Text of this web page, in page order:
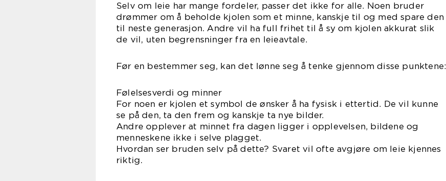
Selv om leie har mange fordeler, passer det ikke for alle. Noen bruder
drømmer om å beholde kjolen som et minne, kanskje til og med spare den
til neste generasjon. Andre vil ha full frihet til å sy om kjolen akkurat slik
de vil, uten begrensninger fra en leieavtale.
Før en bestemmer seg, kan det lønne seg å tenke gjennom disse punktene:
Følelsesverdi og minner
For noen er kjolen et symbol de ønsker å ha fysisk i ettertid. De vil kunne
se på den, ta den frem og kanskje ta nye bilder.
Andre opplever at minnet fra dagen ligger i opplevelsen, bildene og
menneskene ikke i selve plagget.
Hvordan ser bruden selv på dette? Svaret vil ofte avgjøre om leie kjennes
riktig.